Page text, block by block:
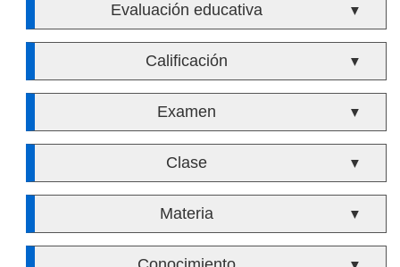
Evaluación educativa ▼
Calificación ▼
Examen ▼
Clase ▼
Materia ▼